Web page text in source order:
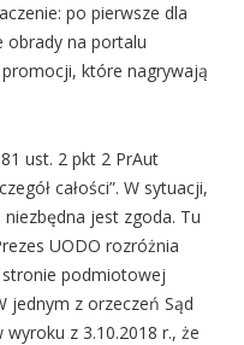
po pierwsze dla
obrady na portalu
które nagrywają
ust. 2 pkt 2 PrAut
całości”. W sytuacji,
jest zgoda. Tu
UODO rozróżnia
stronie podmiotowej
jednym z orzeczeń Sąd
wyroku z 3.10.2018 r., że